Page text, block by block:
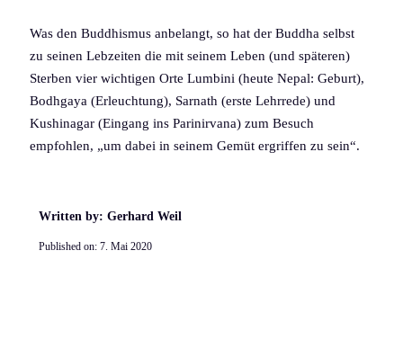
Was den Buddhismus anbelangt, so hat der Buddha selbst
zu seinen Lebzeiten die mit seinem Leben (und späteren)
Sterben vier wichtigen Orte Lumbini (heute Nepal: Geburt),
Bodhgaya (Erleuchtung), Sarnath (erste Lehrrede) und
Kushinagar (Eingang ins Parinirvana) zum Besuch
empfohlen, „um dabei in seinem Gemüt ergriffen zu sein“.
Written by: Gerhard Weil
Published on: 7. Mai 2020